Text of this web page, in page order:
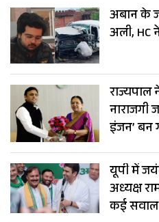
अबान के
अली, HC
राज्यपाल
इंजन’ बन
यूपी में
अध्यक्ष
कई सवाल